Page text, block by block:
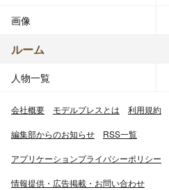
画像
ルーム
人物一覧
会社概要 モデルプレスとは 利用規約
編集部からのお知らせ RSS一覧
アプリケーションプライバシーポリシー
情報提供・広告掲載・お問い合わせ